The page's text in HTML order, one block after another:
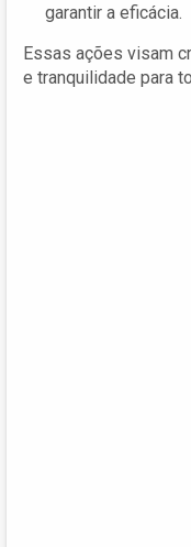
garantir a eficácia.
Essas ações visam
e tranquilidade para